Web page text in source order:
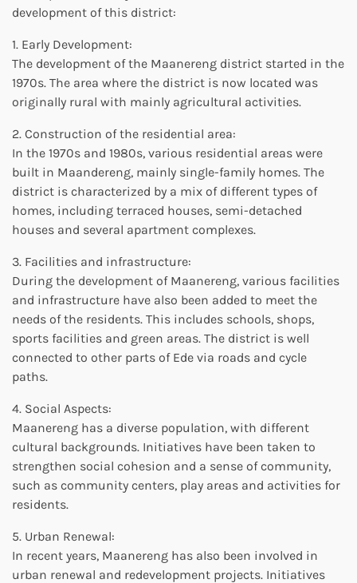
development of this district:
1. Early Development:
The development of the Maanereng district started in the
1970s. The area where the district is now located was
originally rural with mainly agricultural activities.
2. Construction of the residential area:
In the 1970s and 1980s, various residential areas were
built in Maandereng, mainly single-family homes. The
district is characterized by a mix of different types of
homes, including terraced houses, semi-detached
houses and several apartment complexes.
3. Facilities and infrastructure:
During the development of Maanereng, various facilities
and infrastructure have also been added to meet the
needs of the residents. This includes schools, shops,
sports facilities and green areas. The district is well
connected to other parts of Ede via roads and cycle
paths.
4. Social Aspects:
Maanereng has a diverse population, with different
cultural backgrounds. Initiatives have been taken to
strengthen social cohesion and a sense of community,
such as community centers, play areas and activities for
residents.
5. Urban Renewal:
In recent years, Maanereng has also been involved in
urban renewal and redevelopment projects. Initiatives